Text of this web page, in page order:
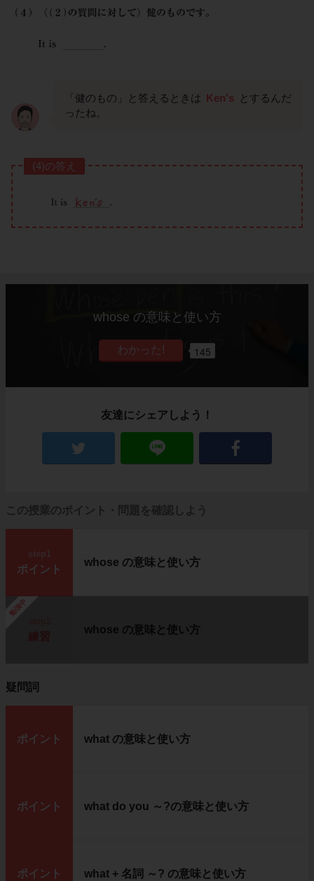
「健のもの」と答えるときは Ken's
とするんだ
ったね。
(4)の答え
whose の意味と使い方
145
友達にシェアしよう！
この授業のポイント・問題を確認しよう
ポイント
whose の意味と使い方
勉強中
whose の意味と使い方
疑問詞
ポイント what の意味と使い方
ポイント what do you ～?の意味と使い方
ポイント what + 名詞 ～? の意味と使い方